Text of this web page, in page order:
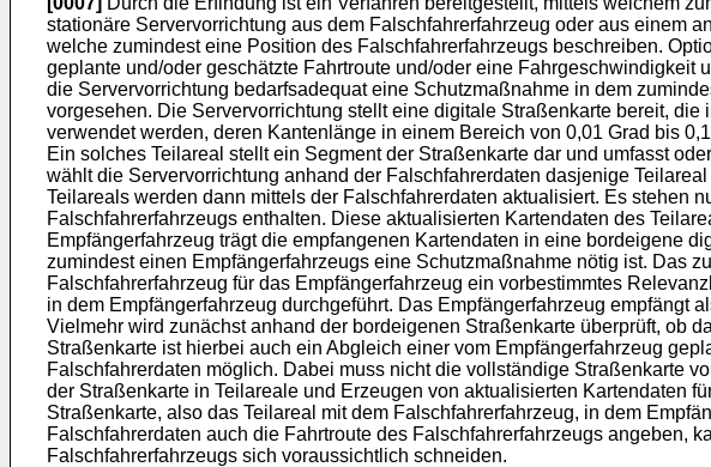
stationäre Servervorrichtung aus dem Falschfahrerfahrzeug oder aus einem
welche zumindest eine Position des Falschfahrerfahrzeugs beschreiben.
geplante und/oder geschätzte Fahrtroute und/oder eine
die Servervorrichtung bedarfsadequat eine Schutzmaßnahme in dem
vorgesehen. Die Servervorrichtung stellt eine digitale Straßenkarte bereit,
verwendet werden, deren Kantenlänge in einem Bereich von 0,01 Grad bis
Ein solches Teilareal stellt ein Segment der Straßenkarte dar und umfasst
wählt die Servervorrichtung anhand der Falschfahrerdaten dasjenige
Teilareals werden dann mittels der Falschfahrerdaten aktualisiert. Es stehen
Falschfahrerfahrzeugs enthalten. Diese aktualisierten Kartendaten des
Empfängerfahrzeug trägt die empfangenen Kartendaten in eine bordeigene
zumindest einen Empfängerfahrzeugs eine Schutzmaßnahme nötig ist. Das
Falschfahrerfahrzeug für das Empfängerfahrzeug ein vorbestimmtes
in dem Empfängerfahrzeug durchgeführt. Das Empfängerfahrzeug empfängt
Vielmehr wird zunächst anhand der bordeigenen Straßenkarte überprüft, ob
Straßenkarte ist hierbei auch ein Abgleich einer vom Empfängerfahrzeug
Falschfahrerdaten möglich. Dabei muss nicht die vollständige Straßenkarte
der Straßenkarte in Teilareale und Erzeugen von aktualisierten Kartendaten
Straßenkarte, also das Teilareal mit dem Falschfahrerfahrzeug, in dem
Falschfahrerdaten auch die Fahrtroute des Falschfahrerfahrzeugs angeben,
Falschfahrerfahrzeugs sich voraussichtlich schneiden.